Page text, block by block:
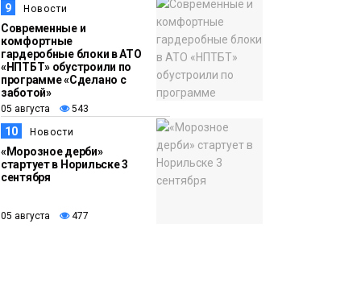
9 Новости
Современные и
комфортные
гардеробные блоки в АТО
«НПТБТ» обустроили по
программе «Сделано с
заботой»
05 августа 543
10 Новости
«Морозное дерби»
стартует в Норильске 3
сентября
05 августа 477